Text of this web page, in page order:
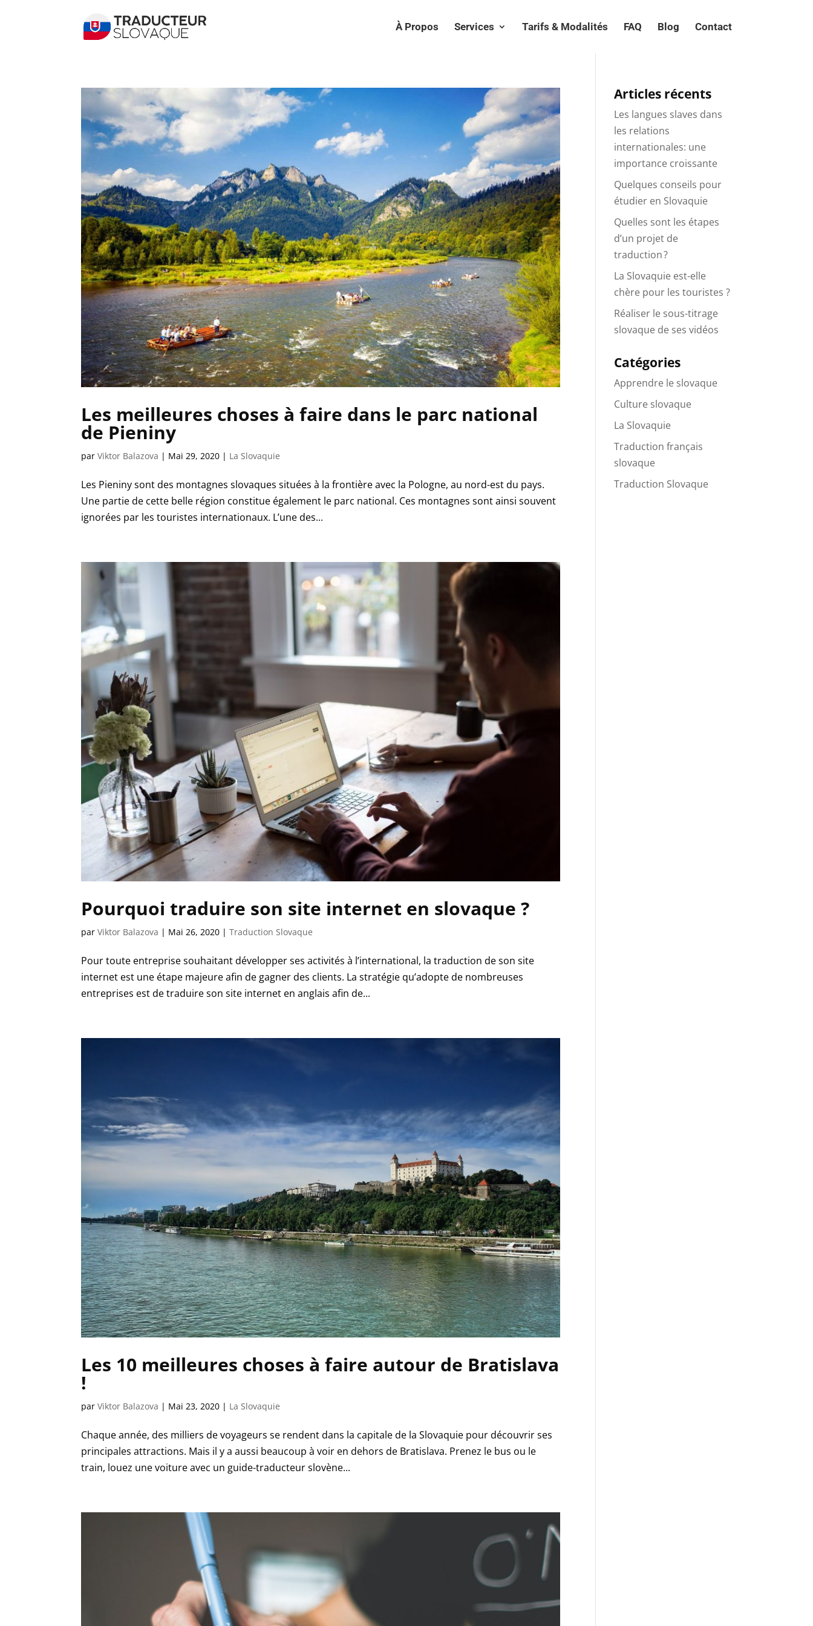
À Propos Services Tarifs & Modalités FAQ Blog Contact
Les meilleures choses à faire dans le parc national
de Pieniny
parViktor Balazova | Mai 29, 2020 | La Slovaquie
Les Pieniny sont des montagnes slovaques situées à la frontière avec la Pologne, au nord-est du pays.
Une partie de cette belle région constitue également le parc national. Ces montagnes sont ainsi souvent
ignorées par les touristes internationaux. L’une des...
Pourquoi traduire son site internet en slovaque ?
parViktor Balazova | Mai 26, 2020 |Traduction Slovaque
Pour toute entreprise souhaitant développer ses activités à l’international, la traduction de son site
internet est une étape majeure afin de gagner des clients. La stratégie qu’adopte de nombreuses
entreprises est de traduire son site internet en anglais afin de...
Les 10 meilleures choses à faire autour de Bratislava
!
parViktor Balazova | Mai 23, 2020 | La Slovaquie
Chaque année, des milliers de voyageurs se rendent dans la capitale de la Slovaquie pour découvrir ses
principales attractions. Mais il y a aussi beaucoup à voir en dehors de Bratislava. Prenez le bus ou le
train, louez une voiture avec un guide-traducteur slovène...
Articles récents
Les langues slaves dans
les relations
internationales: une
importance croissante
Quelques conseils pour
étudier en Slovaquie
Quelles sont les étapes
d’un projet de
traduction ?
La Slovaquie est-elle
chère pour les touristes ?
Réaliser le sous-titrage
slovaque de ses vidéos
Catégories
Apprendre le slovaque
Culture slovaque
La Slovaquie
Traduction français
slovaque
Traduction Slovaque